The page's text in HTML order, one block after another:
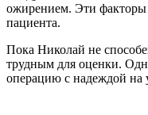
ожирением. Эти факторы
пациента.
Пока Николай не
трудным для оценки.
операцию с надеждой на